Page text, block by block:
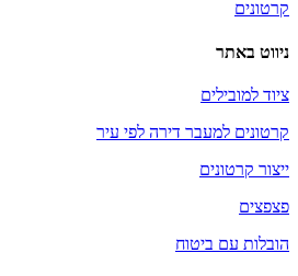
קרטונים
ניווט באתר
ציוד למובילים
קרטונים למעבר דירה לפי עיר
ייצור קרטונים
פצפצים
הובלות עם ביטוח